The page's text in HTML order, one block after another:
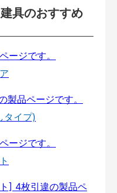
具のおすすめ
タイプ)